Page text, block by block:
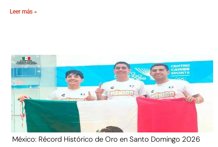
Leer más »
México: Récord Histórico de Oro en Santo Domingo 2026